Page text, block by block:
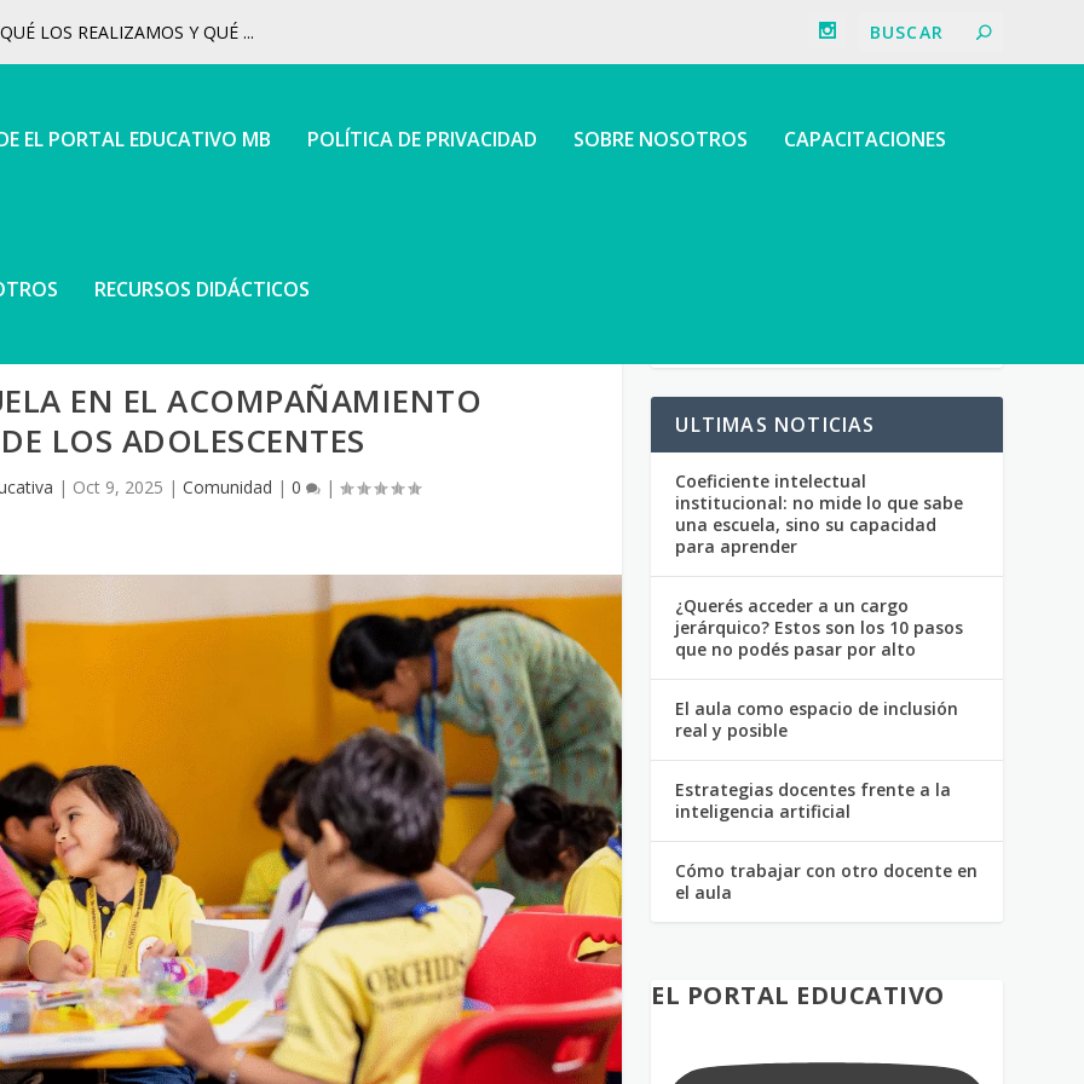
LOS REALIZAMOS Y QUÉ ...
EL PORTAL EDUCATIVO MB POLÍTICA DE PRIVACIDAD SOBRE NOSOTROS CAPACITACIONES
RECURSOS DIDÁCTICOS
EN EL ACOMPAÑAMIENTO
LOS ADOLESCENTES
| Oct 9, 2025 | Comunidad | 0 |
ULTIMAS NOTICIAS
Coeficiente intelectual
institucional: no mide lo que sabe
una escuela, sino su capacidad
para aprender
¿Querés acceder a un cargo
jerárquico? Estos son los 10 pasos
que no podés pasar por alto
El aula como espacio de inclusión
real y posible
Estrategias docentes frente a la
inteligencia artificial
Cómo trabajar con otro docente en
el aula
EL PORTAL EDUCATIVO